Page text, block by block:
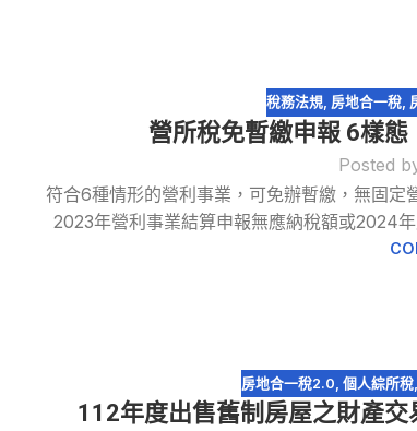
稅務法規, 房地合一稅,
營所稅免暫繳申報 6樣
Posted
符合6種情形的營利事業，可免辦暫繳，無固定
2023年營利事業結算申報無應納稅額或2024
房地合一稅2.0 ,個人綜所稅
112年度出售舊制房屋之財產